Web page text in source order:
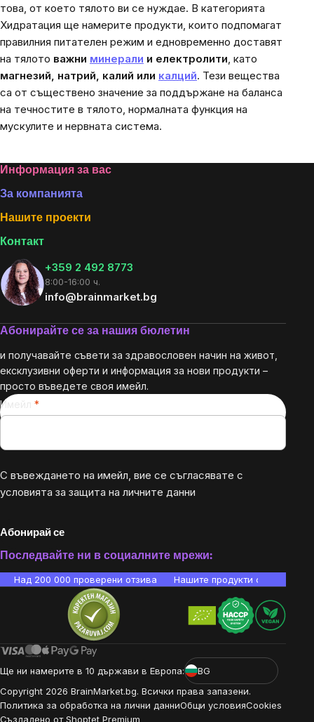
това, от което тялото ви се нуждае. В категорията
Хидратация ще намерите продукти, които подпомагат
правилния питателен режим и едновременно доставят
на тялото важни минерали и електролити , като
магнезий, натрий, калий или калций. Тези вещества
са от съществено значение за поддържане на баланса
на течностите в тялото, нормалната функция на
мускулите и нервната система.
Footer
Информация за вас
За компанията
Нашите проекти
Контакт
+359 2 492 8773
8:00-16:00 ч.
info@brainmarket.bg
Абонирайте се за нашия бюлетин
и получавайте съвети за здравословен начин на живот,
ексклузивни оферти и информация за нови продукти –
просто въведете своя имейл.
Имейл
С въвеждането на имейл, вие се съгласявате с
условията за защита на личните данни
Абонирай се
Последвайте ни в социалните мрежи:
Над 200 000 проверени отзива Нашите продукти са
Ще ни намерите в 10 държави в Европа:
BG
Copyright 2026 BrainMarket.bg. Всички права запазени.
Политика за обработка на лични данниОбщи условияCookies
Създадено от Shoptet Premium